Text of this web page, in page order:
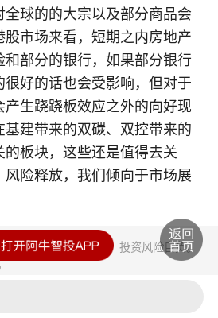
球的的大宗以及部分商品会
市场来看，短期之内房地产
和部分的银行，如果部分银行
很好的话也会受影响，但对于
产生跷跷板效应之外的向好现
基建带来的双碳、双控带来的
的板块，这些还是值得去关
风险释放，我们倾向于市场展
不构成任何投资建议！投资风险自负。